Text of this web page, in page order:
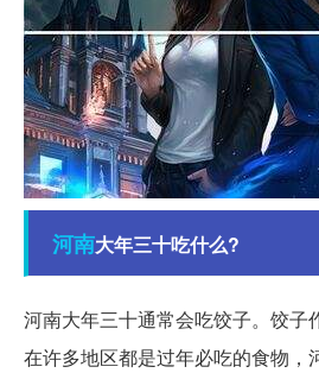
河南大年三十吃什么?
河南大年三十通常会吃饺子。饺子
在许多地区都是过年必吃的食物，